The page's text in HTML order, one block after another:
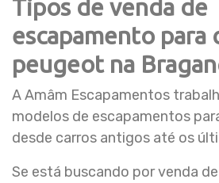
Tipos de venda de
escapamento para
peugeot na
A Amâm Escapamentos
modelos de escapamentos
desde carros antigos até os
Se está buscando por venda